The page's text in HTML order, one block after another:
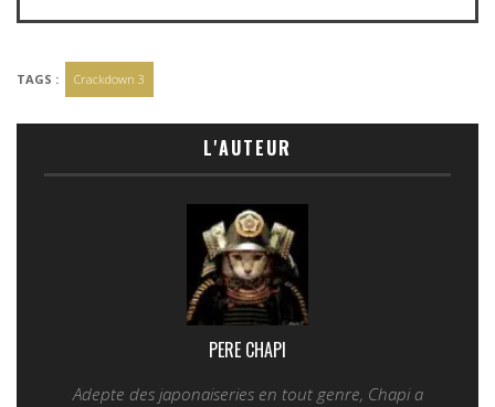
TAGS : Crackdown 3
L'AUTEUR
PERE CHAPI
Adepte des japonaiseries en tout genre, Chapi a